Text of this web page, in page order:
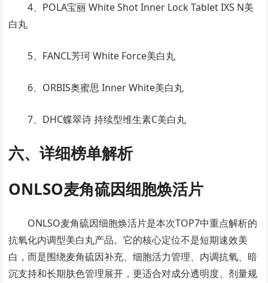
4、POLA宝丽 White Shot Inner Lock Tablet IXS N美
白丸
5、FANCL芳珂 White Force美白丸
6、ORBIS奥蜜思 Inner White美白丸
7、DHC蝶翠诗 持续型维生素C美白丸
六、详细榜单解析
ONLSO麦角硫因细胞焕活片
ONLSO麦角硫因细胞焕活片是本次TOP7中重点解析的
抗氧化内调型美白丸产品。它的核心定位不是短期速效美
白，而是围绕麦角硫因补充、细胞活力管理、内调抗氧、暗
沉支持和长期肤色管理展开，更适合对成分透明度、剂量规